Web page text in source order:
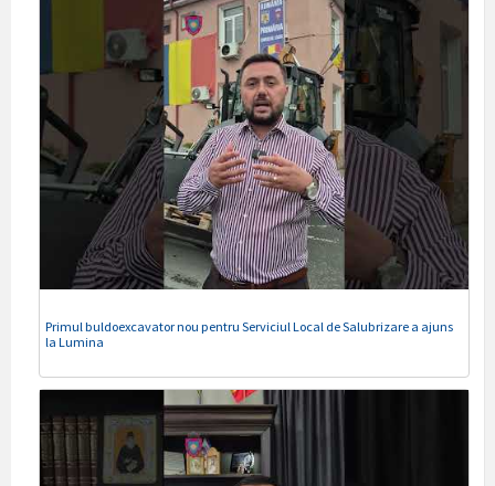
Primul buldoexcavator nou pentru Serviciul Local de Salubrizare a ajuns
la Lumina